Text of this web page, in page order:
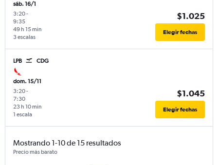
sáb. 16/1
3:20-
9:35
3 escalas
49 h 15 min
$1.025
Elegir fechas
LPB CDG
dom. 15/11
3:20-
7:30
1 escala
23 h 10 min
$1.045
Elegir fechas
Mostrando 1-10 de 15 resultados
Precio más barato